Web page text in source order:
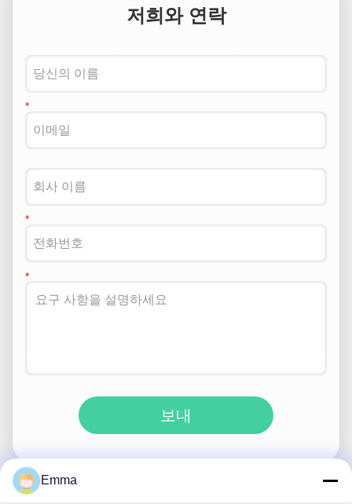
저희와 연락
보내
Emma